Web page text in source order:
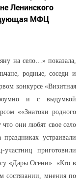
Ленинского
МФЦ
на село…» показала,
родные, соседи и
конкурсе «Визитная
и с выдумкой
««Знатоки родного
они любят свое село
устраивали
приготовили
«Дары Осени». «Кто в
состязании, мнения по